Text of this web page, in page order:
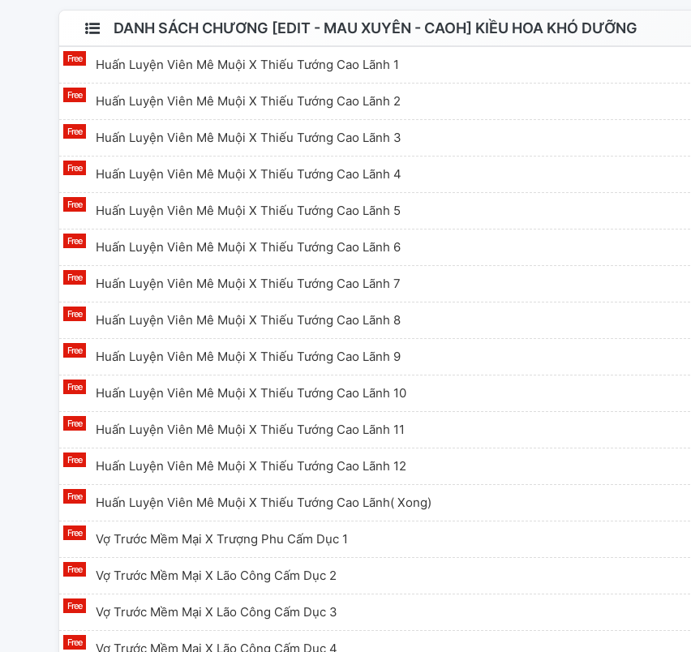
DANH SÁCH CHƯƠNG [EDIT - MAU XUYÊN - CAOH] KIỀU HOA KHÓ DƯỠNG
Huấn Luyện Viên Mê Muội X Thiếu Tướng Cao Lãnh 1
Huấn Luyện Viên Mê Muội X Thiếu Tướng Cao Lãnh 2
Huấn Luyện Viên Mê Muội X Thiếu Tướng Cao Lãnh 3
Huấn Luyện Viên Mê Muội X Thiếu Tướng Cao Lãnh 4
Huấn Luyện Viên Mê Muội X Thiếu Tướng Cao Lãnh 5
Huấn Luyện Viên Mê Muội X Thiếu Tướng Cao Lãnh 6
Huấn Luyện Viên Mê Muội X Thiếu Tướng Cao Lãnh 7
Huấn Luyện Viên Mê Muội X Thiếu Tướng Cao Lãnh 8
Huấn Luyện Viên Mê Muội X Thiếu Tướng Cao Lãnh 9
Huấn Luyện Viên Mê Muội X Thiếu Tướng Cao Lãnh 10
Huấn Luyện Viên Mê Muội X Thiếu Tướng Cao Lãnh 11
Huấn Luyện Viên Mê Muội X Thiếu Tướng Cao Lãnh 12
Huấn Luyện Viên Mê Muội X Thiếu Tướng Cao Lãnh( Xong)
Vợ Trước Mềm Mại X Trượng Phu Cấm Dục 1
Vợ Trước Mềm Mại X Lão Công Cấm Dục 2
Vợ Trước Mềm Mại X Lão Công Cấm Dục 3
Vợ Trước Mềm Mại X Lão Công Cấm Dục 4